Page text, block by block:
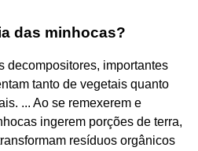
das minhocas?
decompositores, importantes
tanto de vegetais quanto
... Ao se remexerem e
ingerem porções de terra,
resíduos orgânicos